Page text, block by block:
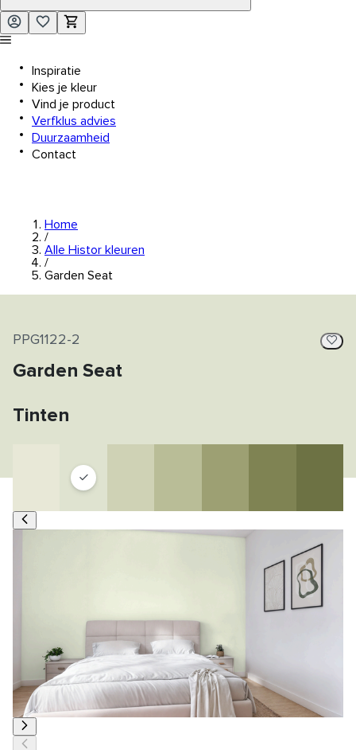
Inspiratie
Kies je kleur
Vind je product
Verfklus advies
Duurzaamheid
Contact
Home
/
Alle Histor kleuren
/
Garden Seat
PPG1122-2
Garden Seat
Tinten